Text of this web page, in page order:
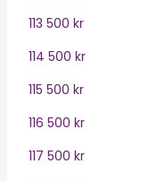
113 500 kr
114 500 kr
115 500 kr
116 500 kr
117 500 kr